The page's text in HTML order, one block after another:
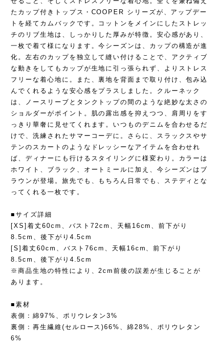
たカップ付きトップス・COOPER シリーズが、アップデー
トを経てカムバックです。コットンをメインにしたストレッ
チのリブ生地は、しっかりした厚みが特徴。安心感があり、
一枚で着て様になります。今シーズンは、カップの構造が進
化。左右のカップを独立して縫い付けることで、アクティブ
な動きをしてもカップが生地に引っ張られず、よりストレス
フリーな着心地に。また、裏地を背面まで取り付け、包み込
んでくれるような安心感をプラスしました。クルーネック
は、ノースリーブとタンクトップの間のような絶妙な太さの
ショルダーがポイント。肌の露出感を抑えつつ、肩周りをす
っきり華奢に見せてくれます。いつものデニムを合わせるだ
けで、洗練されたサマーコーデに。さらに、スラックスやサ
テンのスカートのようなドレッシーなアイテムを合わせれ
ば、ディナーにも行けるスタイリングに様変わり。カラーは
ホワイト、ブラック、オートミールに加え、今シーズンはブ
ラウンが登場。旅先でも、もちろん日常でも、ステディとな
ってくれる一枚です。
■サイズ詳細
[XS]着丈60cm、バスト72cm、天幅16cm、前下がり
8.5cm、後下がり4.5cm
[S]着丈60cm、バスト76cm、天幅16cm、前下がり
8.5cm、後下がり4.5cm
※商品生地の特性により、2cm前後の誤差が生じることが
あります。
■素材
表側：綿97%、ポリウレタン3%
裏側：再生繊維(セルロース)66%、綿28%、ポリウレタン
6%